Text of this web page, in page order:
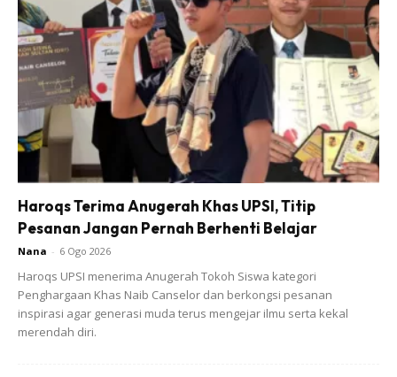
2. Sarapan pagi:
•Mushroom soup
•Garlic butter bread
Haroqs Terima Anugerah Khas UPSI, Titip
Pesanan Jangan Pernah Berhenti Belajar
Nana - 6 Ogo 2026
Haroqs UPSI menerima Anugerah Tokoh Siswa kategori
Penghargaan Khas Naib Canselor dan berkongsi pesanan
inspirasi agar generasi muda terus mengejar ilmu serta kekal
merendah diri.